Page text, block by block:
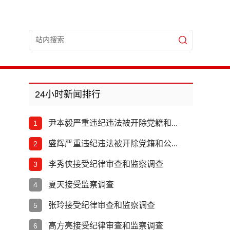
24小时新闻排行
1 尹本毅严重违纪违法被开除党籍和...
2 盛辉严重违纪违法被开除党籍和公...
3 李秀侠接受纪律审查和监察调查
4 夏天接受监察调查
5 张玲接受纪律审查和监察调查
6 高方亮接受纪律审查和监察调查